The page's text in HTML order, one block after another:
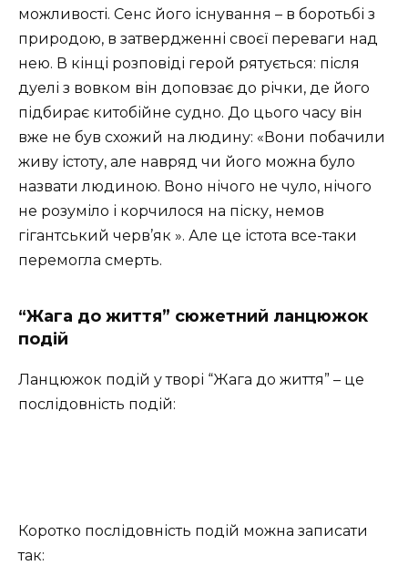
можливості. Сенс його існування – в боротьбі з
природою, в затвердженні своєї переваги над
нею. В кінці розповіді герой рятується: після
дуелі з вовком він доповзає до річки, де його
підбирає китобійне судно. До цього часу він
вже не був схожий на людину: «Вони побачили
живу істоту, але навряд чи його можна було
назвати людиною. Воно нічого не чуло, нічого
не розуміло і корчилося на піску, немов
гігантський черв’як ». Але це істота все-таки
перемогла смерть.
“Жага до життя” сюжетний ланцюжок
подій
Ланцюжок подій у творі “Жага до життя” – це
послідовність подій:
Коротко послідовність подій можна записати
так: